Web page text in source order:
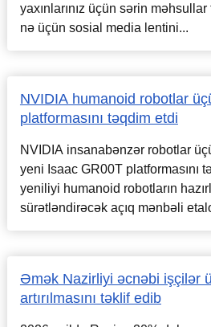
yaxınlarınız üçün sərin
nə üçün sosial media lentini...
NVIDIA humanoid robotlar
platformasını təqdim etdi
NVIDIA insanabənzər robotlar
yeni Isaac GR00T platformasını
yeniliyi humanoid robotların
sürətləndirəcək açıq mənbəli
Əmək Nazirliyi əcnəbi işçilər
artırılmasını təklif edib